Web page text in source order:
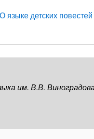
языке детских
им. В.В.